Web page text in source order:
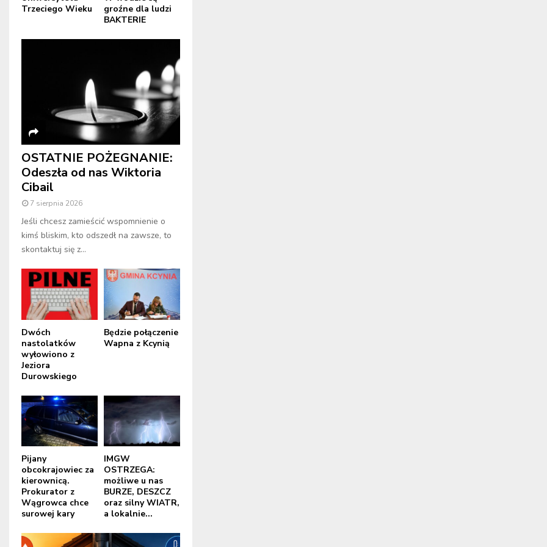
Trzeciego Wieku
groźne dla ludzi
BAKTERIE
OSTATNIE POŻEGNANIE:
Odeszła od nas Wiktoria
Cibail
7 sierpnia 2026
Jeśli chcesz zamieścić wspomnienie o
kimś bliskim, kto odszedł na zawsze, to
skontaktuj się z...
Dwóch
nastolatków
wyłowiono z
Jeziora
Durowskiego
Będzie połączenie
Wapna z Kcynią
Pijany
obcokrajowiec za
kierownicą.
Prokurator z
Wągrowca chce
surowej kary
IMGW
OSTRZEGA:
możliwe u nas
BURZE, DESZCZ
oraz silny WIATR,
a lokalnie...